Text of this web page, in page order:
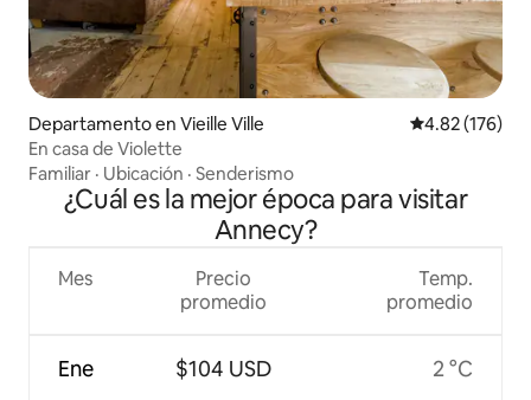
Departamento en Vieille Ville Calificación
4.82 (176)
En casa de Violette
Familiar · Ubicación · Senderismo
¿Cuál es la mejor época para visitar
Annecy?
Mes
Ene
Precio
promedio
$104 USD
Temp.
promedio
2 °C